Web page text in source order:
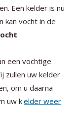
Een kelder is nu
kan vocht in de
.
een vochtige
zullen uw kelder
om u daarna
uw kelder weer